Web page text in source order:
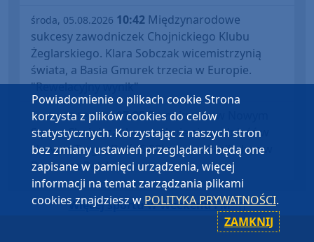
środa, 05.08.2026 10:42 Międzynarodowe
sukcesy zawodniczek Chojnickiego Klubu
Żeglarskiego. Klara Sobczak wicemistrzynią
świata, a Basia Gmurek trzecia w Europie.
"Rewelacyjny wynik"
środa, 05.08.2026 07:25Po nokaucie w Nowym
Sączu, Chojniczanka spróbuje się podnieść w
Nowym Targu. Dziś (5.08) mecz z Podhalem w
Pucharze Polski
Więcej sportu w Weekend FM
Powiadomienie o plikach cookie Strona
korzysta z plików cookies do celów
statystycznych. Korzystając z naszych stron
bez zmiany ustawień przeglądarki będą one
zapisane w pamięci urządzenia, więcej
informacji na temat zarządzania plikami
cookies znajdziesz w POLITYKA PRYWATNOŚCI.
ZAMKNIJ